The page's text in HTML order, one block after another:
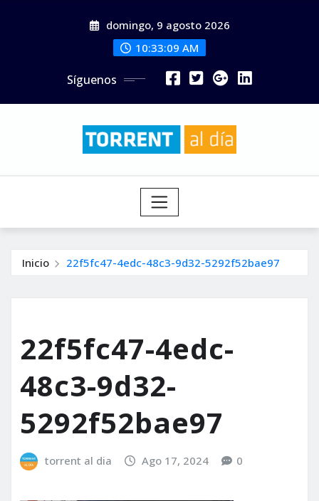
domingo, 9 agosto 2026
10:33:10 AM
Síguenos
Inicio 22f5fc47-4edc-48c3-9d32-5292f52bae97
22f5fc47-4edc-
48c3-9d32-
5292f52bae97
torrent al dia Ago 17, 2024 0